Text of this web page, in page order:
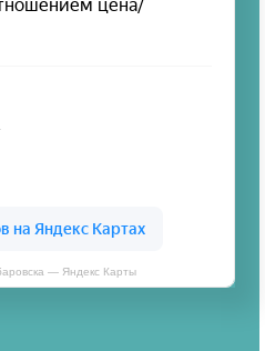
— Яндекс Карты